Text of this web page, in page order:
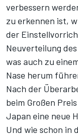
verbessern
zu erkennen ist,
der
Neuverteilung
was auch zu
Nase herum
Nach der
beim Großen
Japan eine neue
Und wie schon in